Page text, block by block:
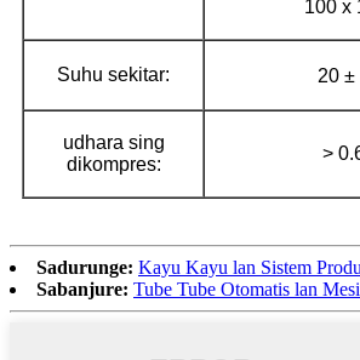
100 x
Suhu sekitar: 20
udhara sing
dikompres:
>
Sadurunge: Kayu Kayu lan Sistem
Sabanjure: Tube Tube Otomatis lan